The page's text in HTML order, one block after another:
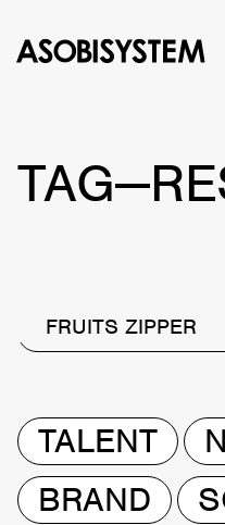
FRUITS ZIPPER
TALENT
BRAND